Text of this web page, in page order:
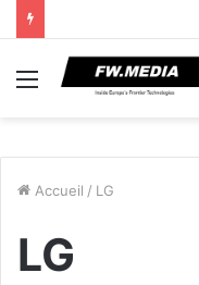
Menu
Accueil / LG
LG